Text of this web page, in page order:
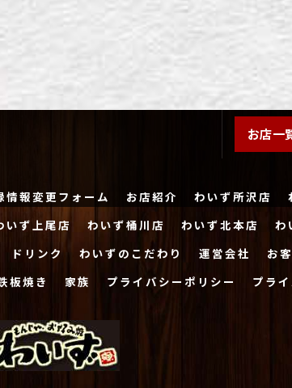
お店一
情報変更フォーム お店紹介 わいず所沢店
いず上尾店 わいず桶川店 わいず北本店 わ
ドリンク わいずのこだわり 運営会社 お
板焼き 家族 プライバシーポリシー プラ